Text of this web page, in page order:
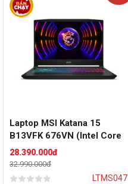
Laptop MSI Katana 15
B13VFK 676VN (Intel Core
i7-13620H | 16GB | 1TB |
RTX 4060 | 15.6 inch FHD |
Win 11 | Đen)
28.390.000đ
32.990.000đ
LTMS047